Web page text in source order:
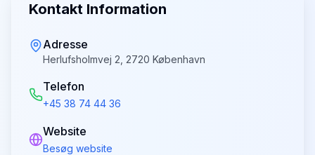
Kontakt Information
Adresse
Herlufsholmvej 2, 2720 København
Telefon
+45 38 74 44 36
Website
Besøg website